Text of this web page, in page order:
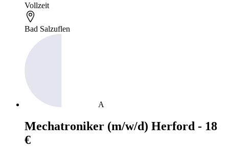
Vollzeit
Bad Salzuflen
A
Mechatroniker (m/w/d) Herford - 18
€